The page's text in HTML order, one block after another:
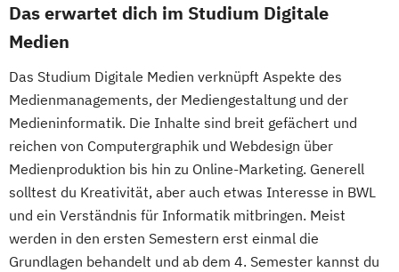
Das erwartet dich im Studium Digitale
Medien
Das Studium Digitale Medien verknüpft Aspekte des
Medienmanagements, der Mediengestaltung und der
Medieninformatik. Die Inhalte sind breit gefächert und
reichen von Computergraphik und Webdesign über
Medienproduktion bis hin zu Online-Marketing. Generell
solltest du Kreativität, aber auch etwas Interesse in BWL
und ein Verständnis für Informatik mitbringen. Meist
werden in den ersten Semestern erst einmal die
Grundlagen behandelt und ab dem 4. Semester kannst du